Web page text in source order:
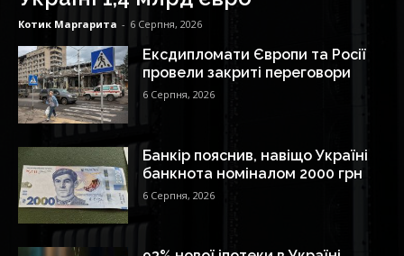
Котик Маргарита - 6 Серпня, 2026
Ексдипломати Європи та Росії
провели закриті переговори
6 Серпня, 2026
Банкір пояснив, навіщо Україні
банкнота номіналом 2000 грн
6 Серпня, 2026